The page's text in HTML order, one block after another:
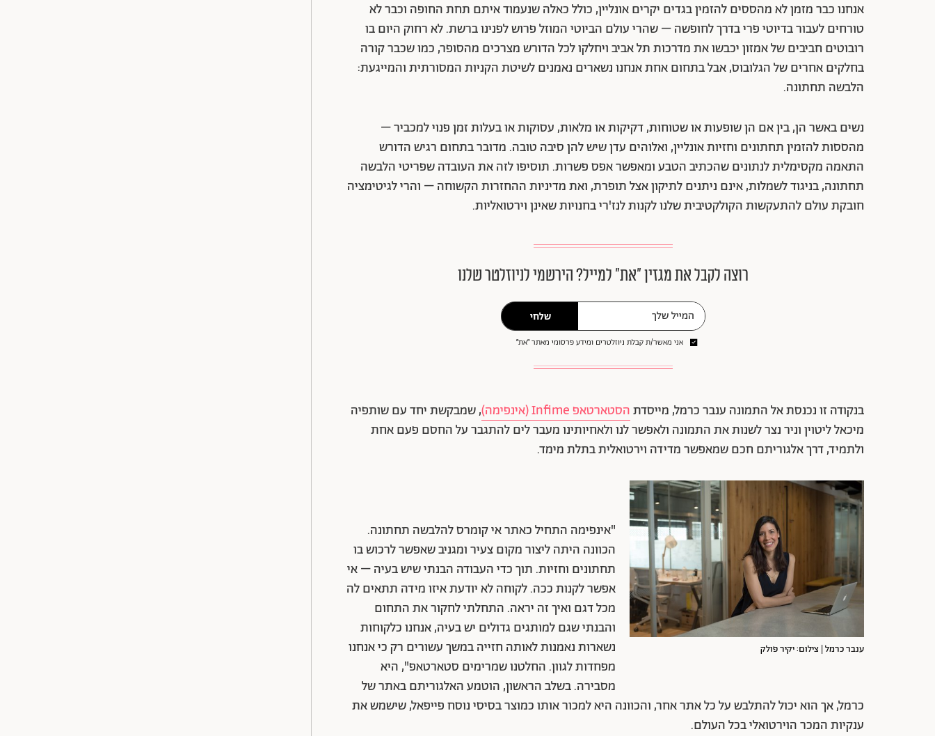
אנחנו כבר מזמן לא מהססים להזמין בגדים יקרים אונליין, כולל כאלה שנעמוד איתם תחת החופה וכבר לא
טורחים לעבור בדיוטי פרי בדרך לחופשה – שהרי עולם הביוטי המוזל פרוש לפנינו ברשת. לא רחוק היום בו
רובוטים חביבים של אמזון יכבשו את מדרכות תל אביב ויחלקו לכל הדורש מצרכים מהסופר, כמו שכבר קורה
בחלקים אחרים של הגלובוס, אבל בתחום אחת אנחנו נשארים נאמנים לשיטת הקניות המסורתית והמייגעת:
הלבשה תחתונה.
נשים באשר הן, בין אם הן שופעות או שטוחות, דקיקות או מלאות, עסוקות או בעלות זמן פנוי למכביר –
מהססות להזמין תחתונים וחזיות אונליין, ואלוהים עדן שיש להן סיבה טובה. מדובר בתחום רגיש הדורש
התאמה מקסימלית לנתונים שהכתיב הטבע ומאפשר אפס פשרות. תוסיפו לזה את העובדה שפריטי הלבשה
תחתונה, בניגוד לשמלות, אינם ניתנים לתיקון אצל תופרת, ואת מדיניות ההחזרות הקשוחה – והרי לגיטימציה
חובקת עולם להתעקשות הקולקטיבית שלנו לקנות לנז'רי בחנויות שאינן וירטואליות.
רוצה לקבל את מגזין ״את״ למייל? הירשמי לניוזלטר שלנו
שלחי
אני מאשר/ת קבלת ניוזלטרים ומידע פרסומי מאתר ״את״
בנקודה זו נכנסת אל התמונה ענבר כרמל, מייסדתהסטארטאפ Infime (אינפימה)
, שמבקשת יחד עם שותפיה
מיכאל ליטוין וניר נצר לשנות את התמונה ולאפשר לנו ולאחיותינו מעבר לים להתגבר על החסם פעם אחת
ולתמיד, דרך אלגוריתם חכם שמאפשר מדידה וירטואלית בתלת מימד.
ענבר כרמל | צילום: יקיר פולק
"אינפימה התחיל כאתר אי קומרס להלבשה תחתונה.
הכוונה היתה ליצור מקום צעיר ומגניב שאפשר לרכוש בו
תחתונים וחזיות. תוך כדי העבודה הבנתי שיש בעיה – אי
אפשר לקנות ככה. לקוחה לא יודעת איזו מידה תתאים לה
מכל דגם ואיך זה יראה. התחלתי לחקור את התחום
והבנתי שגם למותגים גדולים יש בעיה, אנחנו כלקוחות
נשארות נאמנות לאותה חזייה במשך עשורים רק כי אנחנו
מפחדות לגוון. החלטנו שמרימים סטארטאפ", היא
מסבירה. בשלב הראשון, הוטמע האלגוריתם באתר של
כרמל, אך הוא יכול להתלבש על כל אתר אחר, והכוונה היא למכור אותו כמוצר בסיסי נוסח פייפאל, שישמש את
ענקיות המכר הוירטואלי בכל העולם.